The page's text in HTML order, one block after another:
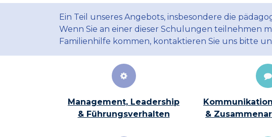
Ein Teil unseres Angebots, insbesondere die
Wenn Sie an einer dieser Schulungen teilnehmen
Familienhilfe kommen, kontaktieren Sie uns bitte
Management, Leadership
& Führungsverhalten
&